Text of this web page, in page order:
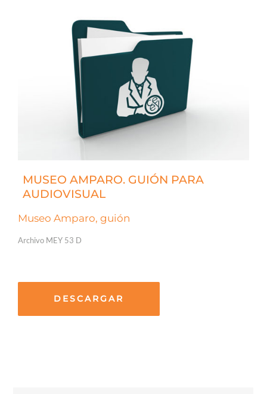
MUSEO AMPARO. GUIÓN PARA
AUDIOVISUAL
Museo Amparo, guión
Archivo MEY 53 D
DESCARGAR